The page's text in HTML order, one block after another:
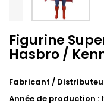
Figurine
Hasbro /
Fabricant /
Année de production :